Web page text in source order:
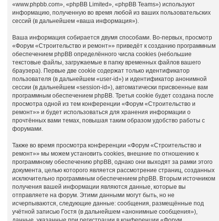
«www.phpbb.com», «phpBB Limited», «phpBB Teams») используют
информацию, полученную во время любой из ваших пользовательских
сессий (в дальнейшем «ваша информация»).
Ваша информация собирается двумя способами. Во-первых, просмотр
«Форум «Строительство и ремонт»» приведёт к созданию программным
обеспечением phpBB определённого числа cookies (небольшие
текстовые файлы, загружаемые в папку временных файлов вашего
браузера). Первые две cookie содержат только идентификатор
пользователя (в дальнейшем «user-id») и идентификатор анонимной
сессии (в дальнейшем «session-id»), автоматически присвоенные вам
программным обеспечением phpBB. Третья cookie будет создана после
просмотра одной из тем конференции «Форум «Строительство и
ремонт»» и будет использоваться для хранения информации о
прочтённых вами темах, повышая таким образом удобство работы с
форумами.
Также во время просмотра конференции «Форум «Строительство и
ремонт»» мы можем установить cookies, внешние по отношению к
программному обеспечению phpBB, однако они выходят за рамки этого
документа, целью которого является рассмотрение страниц, созданных
исключительно программным обеспечением phpBB. Вторым источником
получения вашей информации являются данные, которые вы
отправляете на форум. Этими данными могут быть, но не
исчерпываются, следующие данные: сообщения, размещённые под
учётной записью Гостя (в дальнейшем «анонимные сообщения»),